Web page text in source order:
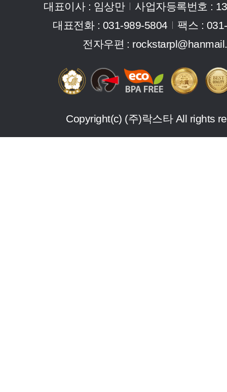
대표이사 : 임상만
사업자등록번호 :
대표전화 : 031-989-5804
팩스 :
전자우편 :
Copyright(c) (주)락스타 All rights